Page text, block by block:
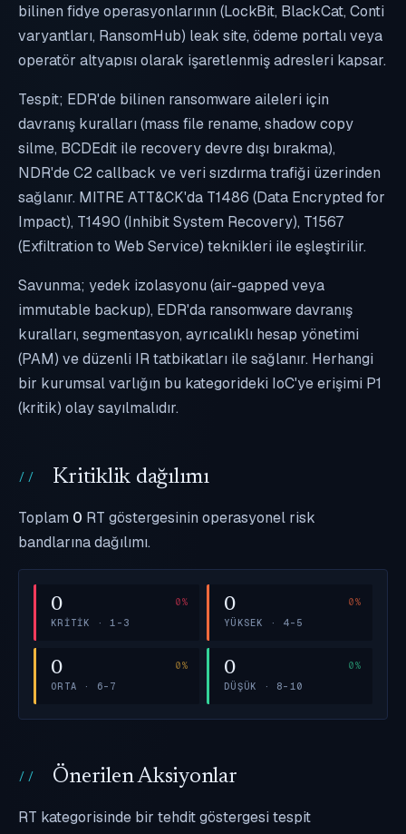
bilinen fidye operasyonlarının (LockBit, BlackCat, Conti
varyantları, RansomHub) leak site, ödeme portalı veya
operatör altyapısı olarak işaretlenmiş adresleri kapsar.
Tespit; EDR'de bilinen ransomware aileleri için
davranış kuralları (mass file rename, shadow copy
silme, BCDEdit ile recovery devre dışı bırakma),
NDR'de C2 callback ve veri sızdırma trafiği üzerinden
sağlanır. MITRE ATT&CK'da T1486 (Data Encrypted for
Impact), T1490 (Inhibit System Recovery), T1567
(Exfiltration to Web Service) teknikleri ile eşleştirilir.
Savunma; yedek izolasyonu (air-gapped veya
immutable backup), EDR'da ransomware davranış
kuralları, segmentasyon, ayrıcalıklı hesap yönetimi
(PAM) ve düzenli IR tatbikatları ile sağlanır. Herhangi
bir kurumsal varlığın bu kategorideki IoC'ye erişimi P1
(kritik) olay sayılmalıdır.
Kritiklik dağılımı
Toplam 0 RT göstergesinin operasyonel risk
bandlarına dağılımı.
0
KRITIK · 1–3
0
YÜKSEK · 4–5
0
ORTA · 6–7
0
DÜŞÜK · 8–10
Önerilen Aksiyonlar
RT kategorisinde bir tehdit göstergesi tespit